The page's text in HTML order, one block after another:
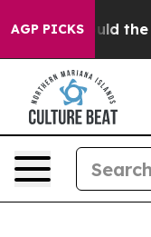
AGP PICKS
Should the US?